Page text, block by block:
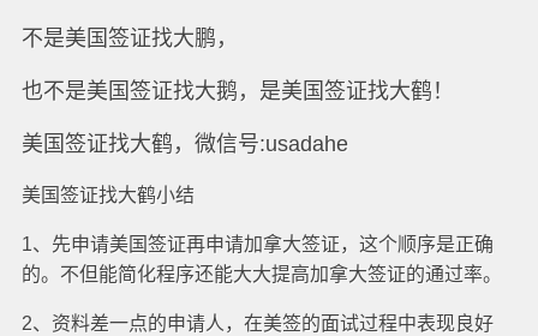
不是美国签证找大鹏，
也不是美国签证找大鹅，是美国签证找大鹤！
美国签证找大鹤，微信号:usadahe
美国签证找大鹤小结
1、先申请美国签证再申请加拿大签证，这个顺序是正确
的。不但能简化程序还能大大提高加拿大签证的通过率。
2、资料差一点的申请人，在美签的面试过程中表现良好